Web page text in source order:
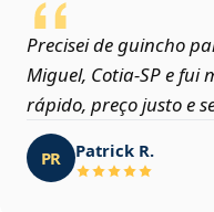
Precisei de guincho
Miguel, Cotia‑SP e
rápido, preço justo e
PR Patrick R.